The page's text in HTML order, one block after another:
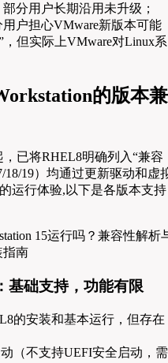
分用户长期沿用未升级；
用户担心VMware新版本可能
但实际上VMware对Linux系
的版本兼
，已将RHEL8明确列入“兼容
19）均通过更新驱动和虚
运行体验,以下是各版本支持
基础支持，功能有限
的安装和基本运行，但存在
（不支持UEFI安全启动，需